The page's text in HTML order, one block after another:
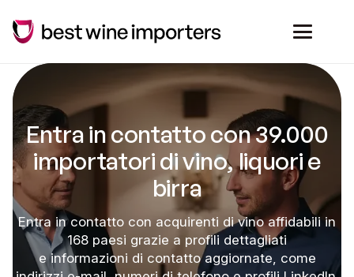
Entra in contatto con 39.000
importatori di vino, liquori e
birra
Entra in contatto con acquirenti di vino affidabili in
168 paesi grazie a profili dettagliati
e informazioni di contatto aggiornate, come